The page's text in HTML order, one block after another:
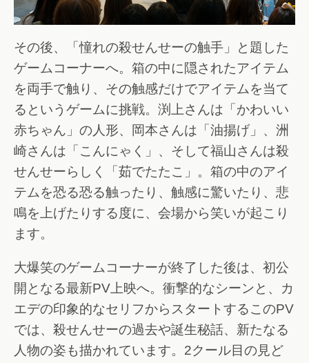
その後、「憧れの殺せんせーの触手」と題した
ゲームコーナーへ。箱の中に隠されたアイテム
を両手で触り、その触感だけでアイテムを当て
るというゲームに挑戦。渕上さんは「かわいい
赤ちゃん」の人形、岡本さんは「油揚げ」、洲
崎さんは「こんにゃく」、そして福山さんは殺
せんせーらしく「茹でたたこ」。箱の中のアイ
テムを恐る恐る触ったり、触感に驚いたり、悲
鳴を上げたりする度に、会場から笑いが起こり
ます。
大爆笑のゲームコーナーが終了した後は、初公
開となる最新PV上映へ。衝撃的なシーンと、カ
エデの印象的なセリフからスタートするこのPV
では、殺せんせーの過去や誕生秘話、新たなる
人物の姿も描かれています。2クール目の見ど